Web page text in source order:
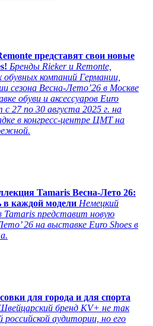
представят свои новые
Бренды Rieker и Remonte,
компаний Германии,
сезона Весна-Лето’26 в Москве
обуви и аксессуаров Euro
27 по 30 августа 2025 г. на
в конгресс-центре ЦМТ на
Tamaris Весна-Лето 26:
в каждой модели Немецкий
Tamaris представит новую
26 на выставке Euro Shoes в
для города и для спорта
бренд KV+ не так
аудитории, но его